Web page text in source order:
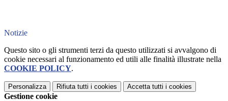
Notizie
Questo sito o gli strumenti terzi da questo utilizzati si avvalgono di
cookie necessari al funzionamento ed utili alle finalità illustrate nella
COOKIE POLICY.
Personalizza Rifiuta tutti i cookies Accetta tutti i cookies
Gestione cookie